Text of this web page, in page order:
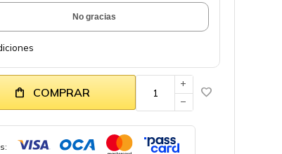
No gracias
COMPRAR
add
remove